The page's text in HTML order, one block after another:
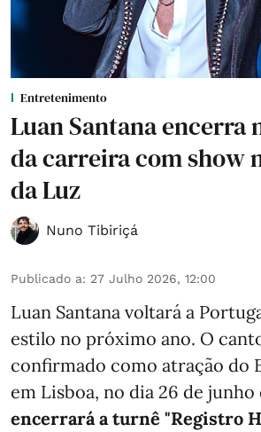
Entretenimento
Luan Santana encerra
da carreira com show
da Luz
Nuno Tibiriçá
Publicado a: 27 Julho 2026, 12:00
Luan Santana voltará a
estilo no próximo ano. O
confirmado como atração do
em Lisboa, no dia 26 de junho
encerrará a turnê "Registro